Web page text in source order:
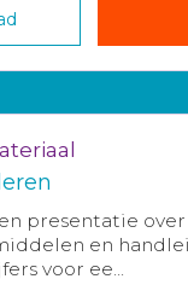
presentatie
en
voor ee...